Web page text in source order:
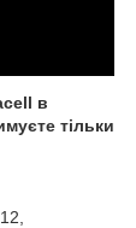
в
тільки